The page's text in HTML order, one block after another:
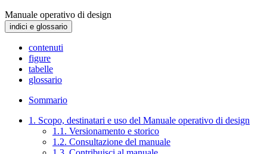
Manuale operativo di design
indici e glossario
contenuti
figure
tabelle
glossario
Sommario
1. Scopo, destinatari e uso del Manuale operativo di design
1.1. Versionamento e storico
1.2. Consultazione del manuale